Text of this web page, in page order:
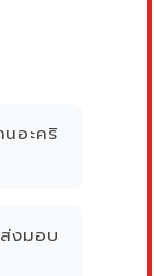
อะคริ
งมอบ